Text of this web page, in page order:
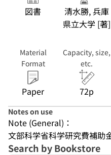
図書
清水勝, 兵庫
県立大学 [著]
Material
Format
Paper
Capacity, size,
etc.
72p
Notes on use
Note (General)：
文部科学省科学研究費補助
Search by Bookstore